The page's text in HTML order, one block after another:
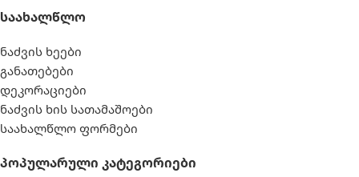
Საახალწლო
ნაძვის ხეები
განათებები
დეკორაციები
ნაძვის ხის სათამაშოები
საახალწლო ფორმები
Პოპულარული Კატეგორიები